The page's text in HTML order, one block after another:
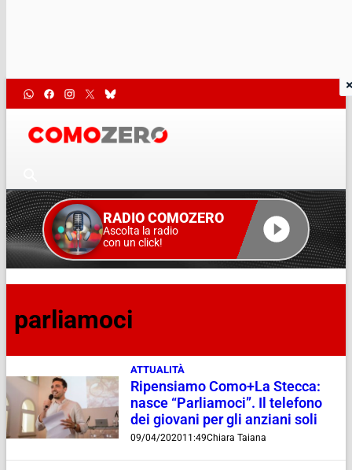
RADIO COMOZERO
Ascolta la radio
con un click!
parliamoci
ATTUALITÀ
Ripensiamo Como+La Stecca:
nasce “Parliamoci”. Il telefono
dei giovani per gli anziani soli
09/04/202011:49Chiara Taiana